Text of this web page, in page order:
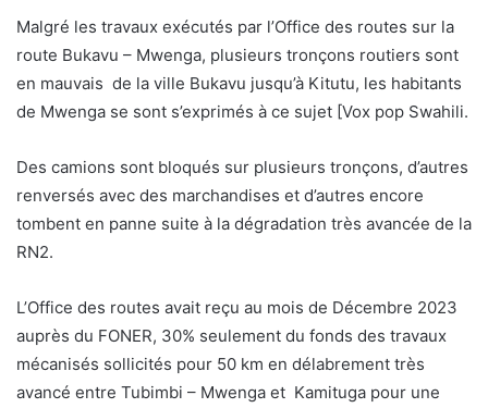
Malgré les travaux exécutés par l’Office des routes sur la
route Bukavu – Mwenga, plusieurs tronçons routiers sont
en mauvais de la ville Bukavu jusqu’à Kitutu, les habitants
de Mwenga se sont s’exprimés à ce sujet [Vox pop Swahili.
Des camions sont bloqués sur plusieurs tronçons, d’autres
renversés avec des marchandises et d’autres encore
tombent en panne suite à la dégradation très avancée de la
RN2.
L’Office des routes avait reçu au mois de Décembre 2023
auprès du FONER, 30% seulement du fonds des travaux
mécanisés sollicités pour 50 km en délabrement très
avancé entre Tubimbi – Mwenga et Kamituga pour une